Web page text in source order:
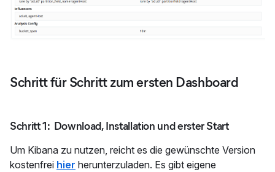
Schritt für Schritt zum ersten Dashboard
Schritt 1: Download, Installation und erster Start
Um Kibana zu nutzen, reicht es die gewünschte Version
kostenfrei hier herunterzuladen. Es gibt eigene